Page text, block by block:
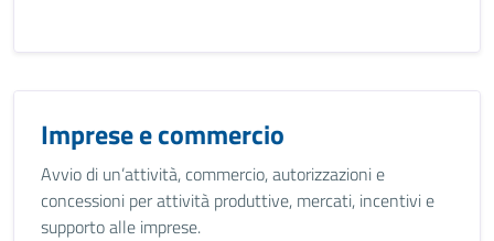
Imprese e commercio
Avvio di un’attività, commercio, autorizzazioni e
concessioni per attività produttive, mercati, incentivi e
supporto alle imprese.